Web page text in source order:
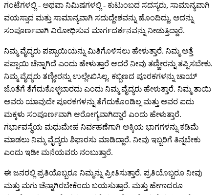
ಗಂಟೆಗಳಲ್ಲಿ - ಅಥವಾ ನಿಮಿಷಗಳಲ್ಲಿ - ಕುಟುಂಬದ ಸದಸ್ಯರು, ಸಾಮಾನ್ಯವಾಗಿ
ವಯಸ್ಸಾದ ಮತ್ತು ಸಾಮಾನ್ಯವಾಗಿ ಸದುದ್ದೇಶವನ್ನು ಹೊಂದಿದ್ದು, ಅದನ್ನು
ಸಂಪೂರ್ಣವಾಗಿ ವಿರೋಧಿಸುವ ಮಾರ್ಗದರ್ಶನವನ್ನು ನೀಡುತ್ತಿದ್ದಾರೆ.
ನಿಮ್ಮ ವೈದ್ಯರು ಪಪ್ಪಾಯಿಯನ್ನು ಮಿತಿಗೊಳಿಸಲು ಹೇಳುತ್ತಾರೆ. ನಿಮ್ಮ ಅತ್ತೆ
ಪಪ್ಪಾಯಿ ಚೆನ್ನಾಗಿದೆ ಎಂದು ಹೇಳುತ್ತಾರೆ ಆದರೆ ನೀವು ತಣ್ಣೀರನ್ನು ತಪ್ಪಿಸಬೇಕು.
ನಿಮ್ಮ ವೈದ್ಯರು ತಣ್ಣೀರನ್ನು ಉಲ್ಲೇಖಿಸಿಲ್ಲ. ಕಬ್ಬಿಣದ ಪೂರಕಗಳನ್ನು ಚಾಯ್
ಜೊತೆಗೆ ತೆಗೆದುಕೊಳ್ಳಬಾರದು ಎಂದು ನಿಮ್ಮ ವೈದ್ಯರು ಹೇಳುತ್ತಾರೆ. ನಿಮ್ಮ ತಾಯಿ
ಅವರು ಯಾವುದೇ ಪೂರಕಗಳನ್ನು ತೆಗೆದುಕೊಂಡಿಲ್ಲ ಮತ್ತು ಅವರ ಐದು
ಮಕ್ಕಳು ಸಂಪೂರ್ಣವಾಗಿ ಆರೋಗ್ಯವಾಗಿದ್ದಾರೆ ಎಂದು ಹೇಳುತ್ತಾರೆ.
ಗರ್ಭಾವಸ್ಥೆಯ ಮಧುಮೇಹ ನಿರ್ವಹಣೆಗಾಗಿ ಅಕ್ಕಿಯ ಭಾಗಗಳನ್ನು ಕಡಿಮೆ
ಮಾಡಲು ನಿಮ್ಮ ವೈದ್ಯರು ಶಿಫಾರಸು ಮಾಡಿದ್ದಾರೆ. ನೀವು ಇಬ್ಬರಿಗೆ ತಿನ್ನಬೇಕು
ಎಂದು ಇಡೀ ಮನೆಯವರು ನಂಬುತ್ತಾರೆ.
ಈ ಜನರಲ್ಲಿ ಪ್ರತಿಯೊಬ್ಬರೂ ನಿಮ್ಮನ್ನು ಪ್ರೀತಿಸುತ್ತಾರೆ. ಪ್ರತಿಯೊಬ್ಬರೂ ನೀವು
ಮತ್ತು ಮಗು ಚೆನ್ನಾಗಿರಬೇಕೆಂದು ಬಯಸುತ್ತಾರೆ. ಮತ್ತು ಹೇಗಾದರೂ